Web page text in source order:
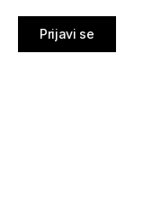
Prijavi se